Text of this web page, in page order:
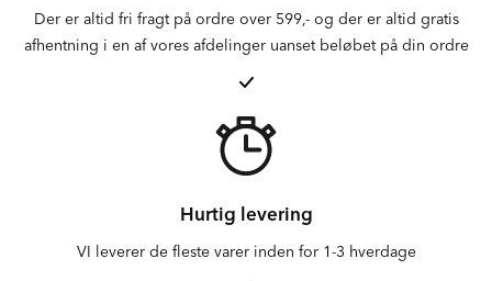
Der er altid fri fragt på ordre over 599,- og der er altid gratis
afhentning i en af vores afdelinger uanset beløbet på din ordre
Hurtig levering
VI leverer de fleste varer inden for 1-3 hverdage